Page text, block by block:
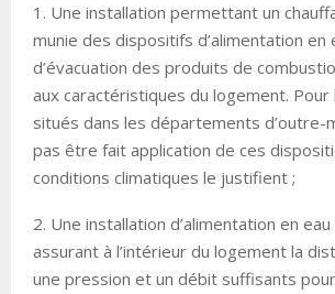
1. Une installation permettant un
munie des dispositifs d’alimentation en
d’évacuation des produits de
aux caractéristiques du logement.
situés dans les départements d’outre-
pas être fait application de ces
conditions climatiques le justifient ;
2. Une installation d’alimentation en
assurant à l’intérieur du logement la
une pression et un débit suffisants pour